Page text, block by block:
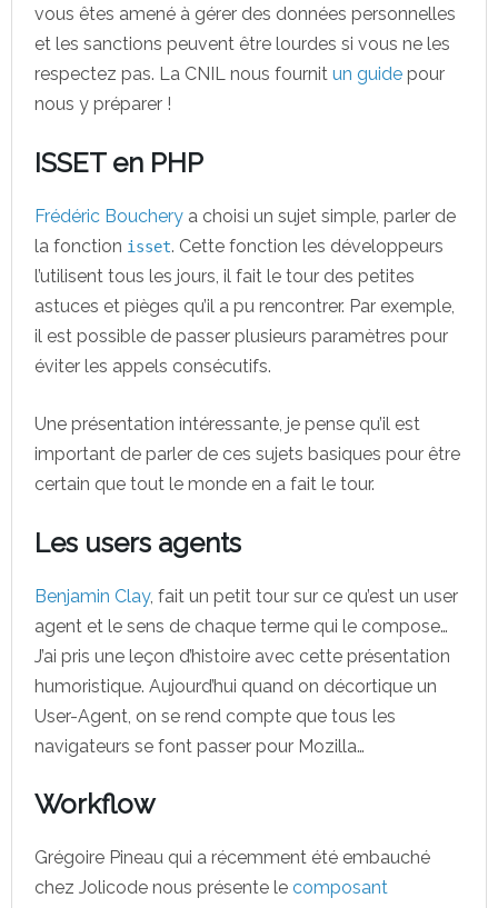
vous êtes amené à gérer des données personnelles
et les sanctions peuvent être lourdes si vous ne les
respectez pas. La CNIL nous fournit un guide pour
nous y préparer !
ISSET en PHP
Frédéric Bouchery a choisi un sujet simple, parler de
la fonction isset. Cette fonction les développeurs
l’utilisent tous les jours, il fait le tour des petites
astuces et pièges qu’il a pu rencontrer. Par exemple,
il est possible de passer plusieurs paramètres pour
éviter les appels consécutifs.
Une présentation intéressante, je pense qu’il est
important de parler de ces sujets basiques pour être
certain que tout le monde en a fait le tour.
Les users agents
Benjamin Clay, fait un petit tour sur ce qu’est un user
agent et le sens de chaque terme qui le compose…
J’ai pris une leçon d’histoire avec cette présentation
humoristique. Aujourd’hui quand on décortique un
User-Agent, on se rend compte que tous les
navigateurs se font passer pour Mozilla…
Workflow
Grégoire Pineau qui a récemment été embauché
chez Jolicode nous présente le composant